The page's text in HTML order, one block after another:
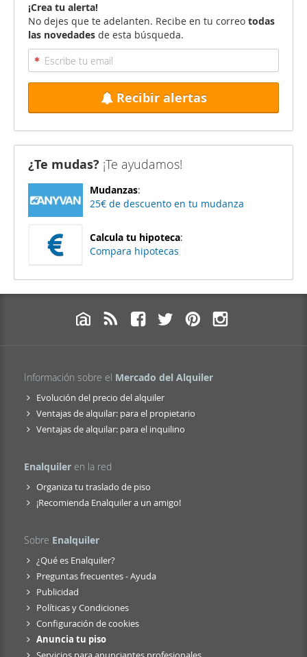
¡Crea tu alerta!
No dejes que te adelanten. Recibe en tu correo todas
las novedades de esta búsqueda.
Recibir alertas
¿Te mudas? ¡Te ayudamos!
Mudanzas:
25€ de descuento en tu mudanza
Calcula tu hipoteca:
Compara hipotecas
Información sobre el Mercado del Alquiler
Evolución del precio del alquiler
Ventajas de alquilar: para el propietario
Ventajas de alquilar: para el inquilino
Enalquiler en la red
Organiza tu traslado de piso
¡Recomienda Enalquiler a un amigo!
Sobre Enalquiler
¿Qué es Enalquiler?
Preguntas frecuentes - Ayuda
Publicidad
Políticas y Condiciones
Configuración de cookies
Anuncia tu piso